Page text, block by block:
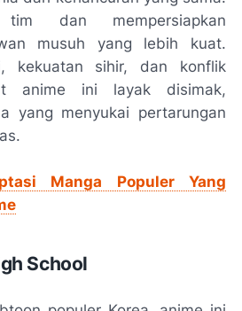
dan mempersiapkan
musuh yang lebih kuat.
kekuatan sihir, dan konflik
anime ini layak disimak,
yang menyukai pertarungan
Manga Populer Yang
School